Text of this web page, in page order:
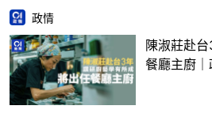
政情
陳淑莊赴
餐廳主廚